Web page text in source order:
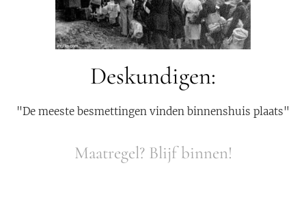
Deskundigen:
"De meeste besmettingen vinden binnenshuis plaats"
Maatregel? Blijf binnen!